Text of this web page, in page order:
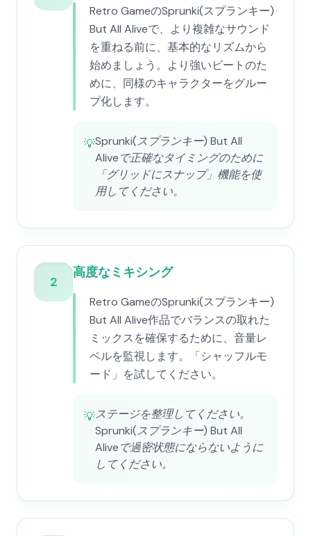
Retro GameのSprunki(スプランキー)
But All Aliveで、より複雑なサウンド
を重ねる前に、基本的なリズムから
始めましょう。より強いビートのた
めに、同様のキャラクターをグルー
プ化します。
💡Sprunki(スプランキー) But All
Aliveで正確なタイミングのために
「グリッドにスナップ」機能を使
用してください。
2
高度なミキシング
Retro GameのSprunki(スプランキー)
But All Alive作品でバランスの取れた
ミックスを確保するために、音量レ
ベルを監視します。「シャッフルモ
ード」を試してください。
💡ステージを整理してください。
Sprunki(スプランキー) But All
Aliveで過密状態にならないように
してください。